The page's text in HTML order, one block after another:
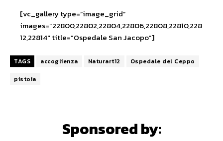
[vc_gallery type=”image_grid”
images=”22800,22802,22804,22806,22808,22810,228
12,22814″ title=”Ospedale San Jacopo”]
TAGS accoglienza Naturart12
Ospedale del Ceppo
pistoia
Sponsored by: